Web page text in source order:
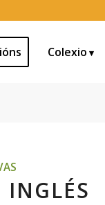
Colexio